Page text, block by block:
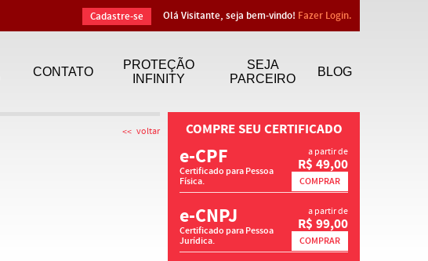
Olá Visitante, seja bem-vindo! Fazer Login.
Cadastre-se
CONTATO
PROTEÇÃO
INFINITY
SEJA
PARCEIRO
BLOG
voltar COMPRE SEU CERTIFICADO
e-CPF
Certificado para Pessoa
Física.
a partir de
R$ 49,00
COMPRAR
e-CNPJ
Certificado para Pessoa
Jurídica.
a partir de
R$ 99,00
COMPRAR